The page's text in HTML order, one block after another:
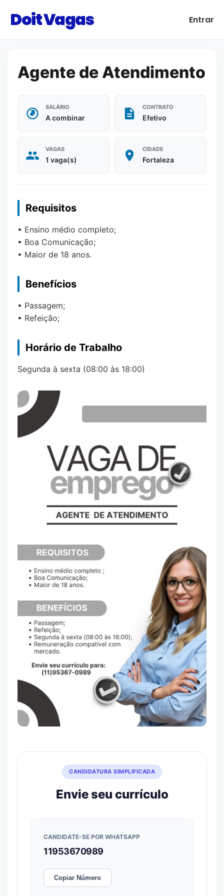
Doit Vagas Entrar
Agente de Atendimento
SALÁRIO
A combinar
CONTRATO
Efetivo
VAGAS
1 vaga(s)
CIDADE
Fortaleza
Requisitos
• Ensino médio completo;
• Boa Comunicação;
• Maior de 18 anos.
Benefícios
• Passagem;
• Refeição;
Horário de Trabalho
Segunda à sexta (08:00 às 18:00)
CANDIDATURA SIMPLIFICADA
Envie seu currículo
CANDIDATE-SE POR WHATSAPP
11953670989
Copiar Número